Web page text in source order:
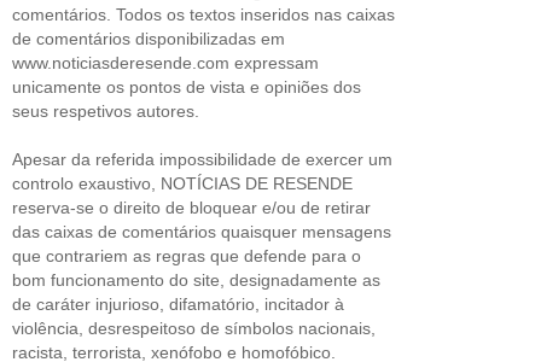
comentários. Todos os textos inseridos nas caixas
de comentários disponibilizadas em
www.noticiasderesende.com expressam
unicamente os pontos de vista e opiniões dos
seus respetivos autores.
Apesar da referida impossibilidade de exercer um
controlo exaustivo, NOTÍCIAS DE RESENDE
reserva-se o direito de bloquear e/ou de retirar
das caixas de comentários quaisquer mensagens
que contrariem as regras que defende para o
bom funcionamento do site, designadamente as
de caráter injurioso, difamatório, incitador à
violência, desrespeitoso de símbolos nacionais,
racista, terrorista, xenófobo e homofóbico.